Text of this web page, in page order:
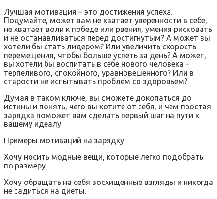
Лучшая мотивация – это достижения успеха.
Подумайте, может вам не хватает уверенности в себе,
не хватает воли к победе или рвения, умения рисковать
и не останавливаться перед достигнутым? А может вы
хотели бы стать лидером? Или увеличить скорость
перемещения, чтобы больше успеть за день? А может,
вы хотели бы воспитать в себе нового человека –
терпеливого, спокойного, уравновешенного? Или в
старости не испытывать проблем со здоровьем?
Думая в таком ключе, вы сможете докопаться до
истины и понять, чего вы хотите от себя, и чем простая
зарядка поможет вам сделать первый шаг на пути к
вашему идеалу.
Примеры мотиваций на зарядку
Хочу носить модные вещи, которые легко подобрать
по размеру.
Хочу обращать на себя восхищенные взгляды и никогда
не садиться на диеты.